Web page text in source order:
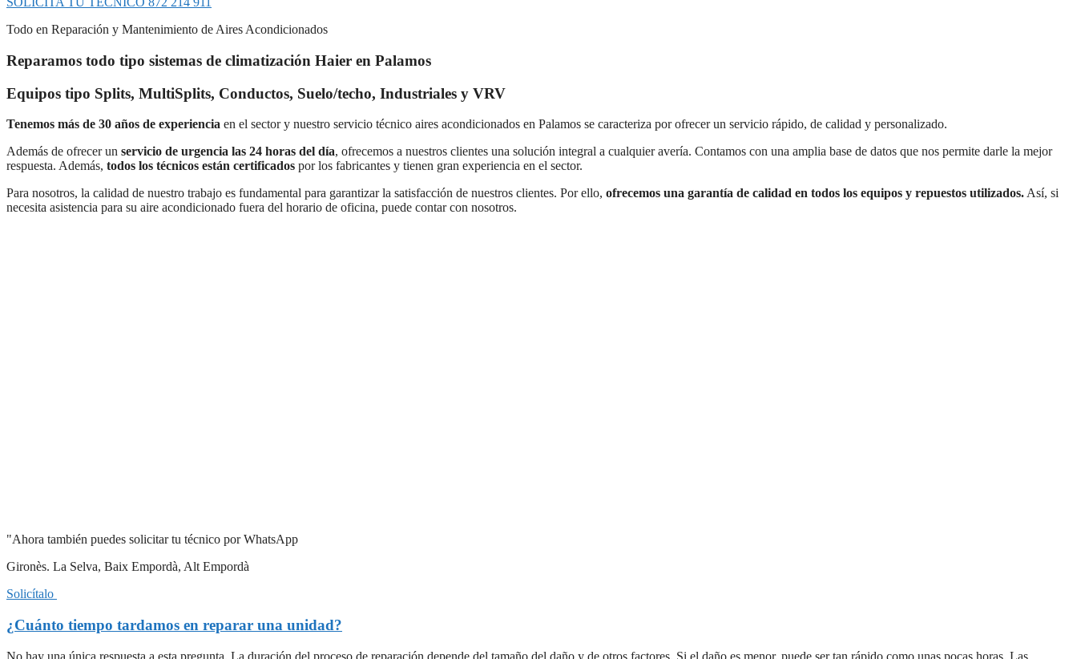
Todo en Reparación y Mantenimiento de Aires Acondicionados
Reparamos todo tipo sistemas de climatización Haier en Palamos
Equipos tipo Splits, MultiSplits, Conductos, Suelo/techo, Industriales y VRV
Tenemos más de 30 años de experiencia en el sector y nuestro servicio técnico aires acondicionados en Palamos se caracteriza por ofrecer un servicio rápido, de calidad y personalizado.
Además de ofrecer un servicio de urgencia las 24 horas del día, ofrecemos a nuestros clientes una solución integral a cualquier avería. Contamos con una amplia base de datos que nos permite darle la mejor
respuesta. Además, todos los técnicos están certificados por los fabricantes y tienen gran experiencia en el sector.
Para nosotros, la calidad de nuestro trabajo es fundamental para garantizar la satisfacción de nuestros clientes. Por ello, ofrecemos una garantía de calidad en todos los equipos y repuestos utilizados. Así, si
necesita asistencia para su aire acondicionado fuera del horario de oficina, puede contar con nosotros.
"Ahora también puedes solicitar tu técnico por WhatsApp
Gironès. La Selva, Baix Empordà, Alt Empordà
Solicítalo
¿Cuánto tiempo tardamos en reparar una unidad?
No hay una única respuesta a esta pregunta. La duración del proceso de reparación depende del tamaño del daño y de otros factores. Si el daño es menor, puede ser tan rápido como unas pocas horas. Las